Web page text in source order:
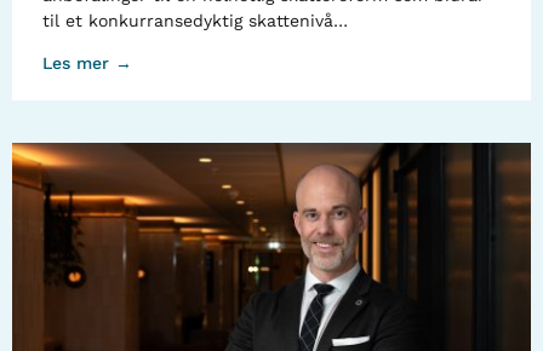
til et konkurransedyktig skattenivå…
Les mer →